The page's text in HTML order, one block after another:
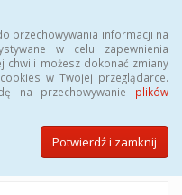
przechowywania informacji na
w celu zapewnienia
chwili możesz dokonać zmiany
w Twojej przeglądarce.
na przechowywanie plików
Potwierdź i zamknij
PUBLICZNEJ
Opola